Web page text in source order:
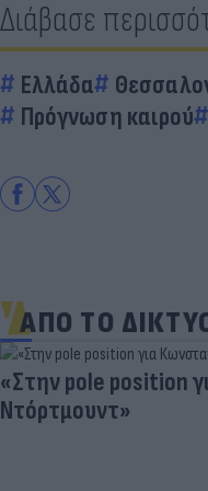
Διάβασε
Ελλάδα
Πρόγνωση καιρού
ΑΠΟ ΤΟ
«Στην pole position
Ντόρτμουντ»